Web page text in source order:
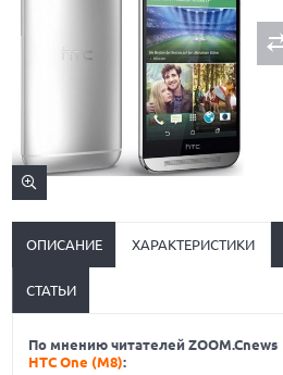
ОПИСАНИЕ ХАРАКТЕРИСТИКИ
СТАТЬИ
По мнению читателей ZOOM.Cnews
HTC One (M8):